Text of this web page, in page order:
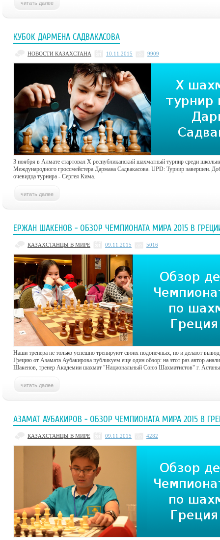
КУБОК ДАРМЕНА САДВАКАСОВА
НОВОСТИ КАЗАХСТАНА 10.11.2015 9909
3 ноября в Алмате стартовал X республиканский шахматный турнир среди
Международного гроссмейстера Дармана Садвакасова. UPD: Турнир завершен.
очевидца турнира - Сергея Кима.
ЕРЖАН ШАКЕНОВ - ОБЗОР ЧЕМПИОНАТА МИРА 2015 В
КАЗАХСТАНЦЫ В МИРЕ 09.11.2015 5016
Наши тренера не только успешно тренируют своих подопечных, но и делают
Грецию от Азамата Аубакирова публикуем еще один обзор: на этот раз автор
Шакенов, тренер Академии шахмат "Национальный Союз Шахматистов" г.
АЗАМАТ АУБАКИРОВ - ОБЗОР ЧЕМПИОНАТА МИРА 2015 В
КАЗАХСТАНЦЫ В МИРЕ 09.11.2015 4282